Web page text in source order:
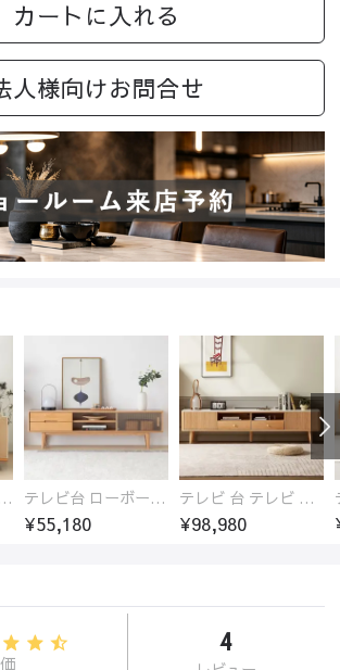
カートに入れる
人様向けお問合せ
Green タンス チェスト チェリー材 無垢材 テレビ台 ローボード テレビボード おしゃれ オーク材 ガラス扉 収納 ラック 安い
¥55,180
テレビ 台 テレビ ボード おしゃれ オーク材 セラミック天板 引き出し収納付き おすすめ
¥98,980
4